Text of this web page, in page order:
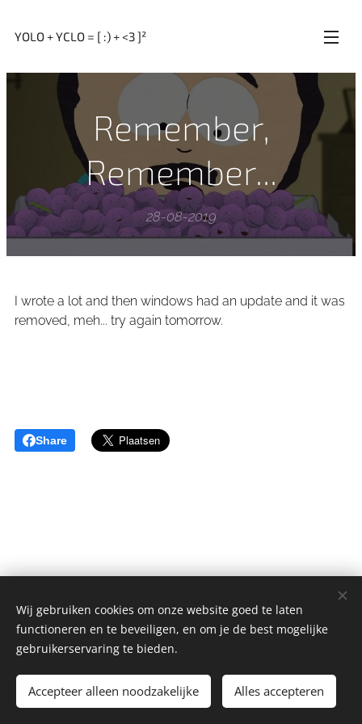
YOLO + YCLO = [ :) + <3 ]²
Remember,
Remember...
28-08-2019
I wrote a lot and then windows had an update and it was
removed, meh... try again tomorrow.
Share
sGulden is een onderdeel van de YCLO Groep.
Alle rechten omgedraaid 2014-2025 // All rights reversed 2014-
Cookies
Wij gebruiken cookies om onze website goed te laten
functioneren en te beveiligen, en om je de best mogelijke
gebruikerservaring te bieden.
Accepteer alleen noodzakelijke Alles accepteren